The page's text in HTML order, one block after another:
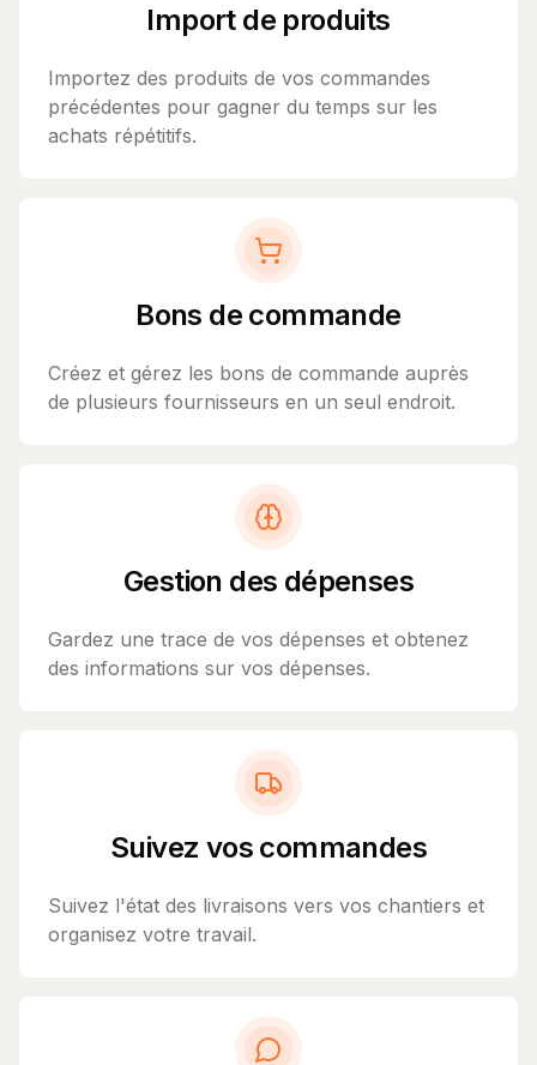
Import de produits
Importez des produits de vos commandes
précédentes pour gagner du temps sur les
achats répétitifs.
Bons de commande
Créez et gérez les bons de commande auprès
de plusieurs fournisseurs en un seul endroit.
Gestion des dépenses
Gardez une trace de vos dépenses et obtenez
des informations sur vos dépenses.
Suivez vos commandes
Suivez l'état des livraisons vers vos chantiers et
organisez votre travail.